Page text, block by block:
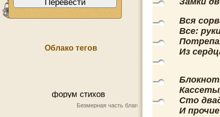
Облако тегов
Вся
Все:
Из
Сто
И